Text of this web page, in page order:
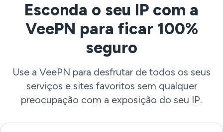
Esconda o seu IP com a
VeePN para ficar 100%
seguro
Use a VeePN para desfrutar de todos os seus
serviços e sites favoritos sem qualquer
preocupação com a exposição do seu IP.